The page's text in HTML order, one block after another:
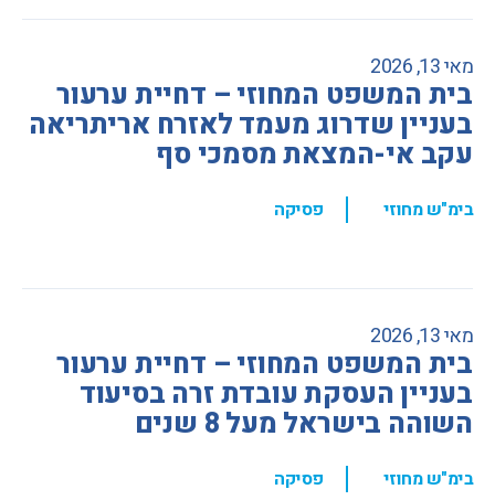
מאי 13, 2026
בית המשפט המחוזי – דחיית ערעור
בעניין שדרוג מעמד לאזרח אריתריאה
עקב אי-המצאת מסמכי סף
בימ"ש מחוזי , פסיקה
מאי 13, 2026
בית המשפט המחוזי – דחיית ערעור
בעניין העסקת עובדת זרה בסיעוד
השוהה בישראל מעל 8 שנים
בימ"ש מחוזי , פסיקה